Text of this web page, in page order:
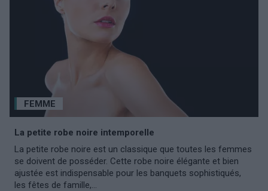
FEMME
La petite robe noire intemporelle
La petite robe noire est un classique que toutes les femmes
se doivent de posséder. Cette robe noire élégante et bien
ajustée est indispensable pour les banquets sophistiqués,
les fêtes de famille,...